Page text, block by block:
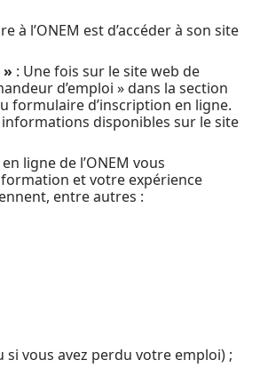
à l’ONEM est d’accéder à son site
: Une fois sur le site web de
d’emploi » dans la section
formulaire d’inscription en ligne.
disponibles sur le site
ligne de l’ONEM vous
et votre expérience
entre autres :
vous avez perdu votre emploi) ;